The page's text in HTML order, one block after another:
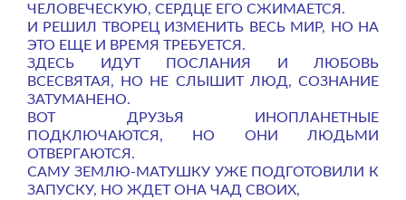
ЧЕЛОВЕЧЕСКУЮ, СЕРДЦЕ ЕГО СЖИМАЕТСЯ.
И РЕШИЛ ТВОРЕЦ ИЗМЕНИТЬ ВЕСЬ МИР, НО НА
ЭТО ЕЩЕ И ВРЕМЯ ТРЕБУЕТСЯ.
ЗДЕСЬ ИДУТ ПОСЛАНИЯ И ЛЮБОВЬ
ВСЕСВЯТАЯ, НО НЕ СЛЫШИТ ЛЮД, СОЗНАНИЕ
ЗАТУМАНЕНО.
ВОТ ДРУЗЬЯ ИНОПЛАНЕТНЫЕ
ПОДКЛЮЧАЮТСЯ, НО ОНИ ЛЮДЬМИ
ОТВЕРГАЮТСЯ.
САМУ ЗЕМЛЮ-МАТУШКУ УЖЕ ПОДГОТОВИЛИ К
ЗАПУСКУ, НО ЖДЕТ ОНА ЧАД СВОИХ,